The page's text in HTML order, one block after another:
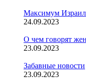
Максимум
24.09.2023
О чем говорят
23.09.2023
Забавные новости
23.09.2023